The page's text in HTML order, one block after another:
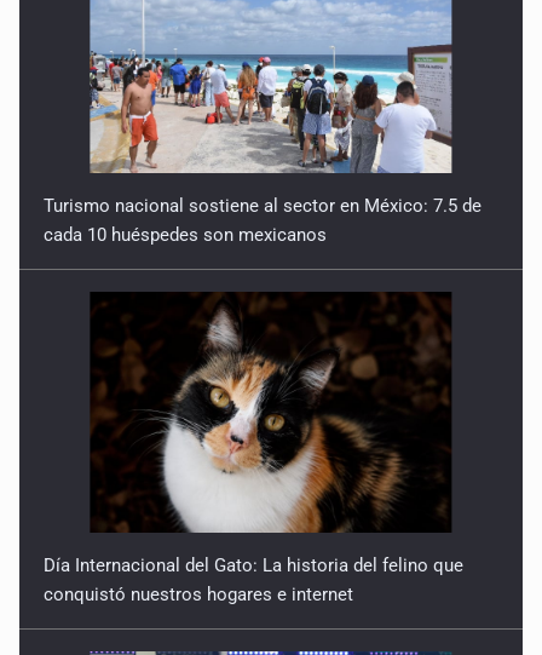
Turismo nacional sostiene al sector en México: 7.5 de
cada 10 huéspedes son mexicanos
Día Internacional del Gato: La historia del felino que
conquistó nuestros hogares e internet